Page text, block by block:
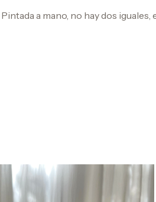
a mano, no hay dos iguales,